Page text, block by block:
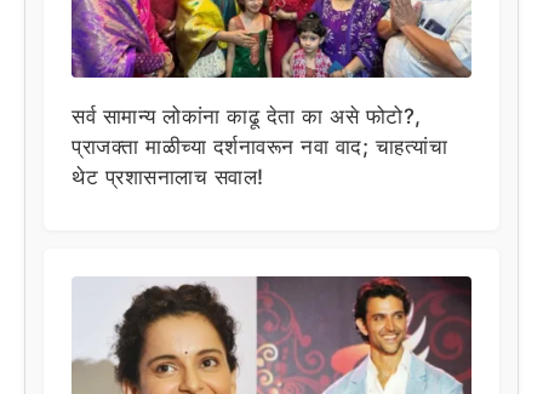
सर्व सामान्य लोकांना काढू देता का असे फोटो?,
प्राजक्ता माळीच्या दर्शनावरून नवा वाद; चाहत्यांचा
थेट प्रशासनालाच सवाल!